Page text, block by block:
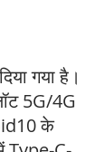
गया है।
5G/4G
के